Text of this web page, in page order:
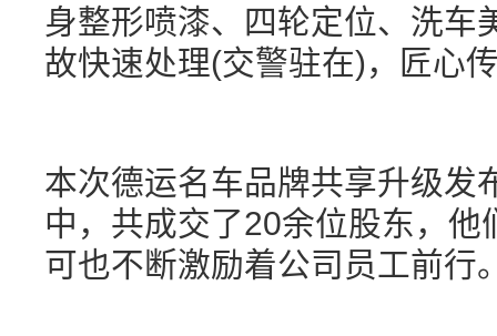
身整形喷漆、四轮定位、洗车
故快速处理(交警驻在)，匠心
本次德运名车品牌共享升级发
中，共成交了20余位股东，
可也不断激励着公司员工前行